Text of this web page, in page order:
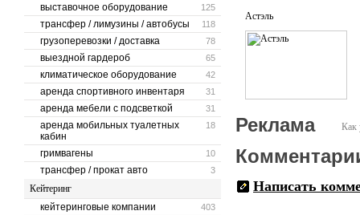
125
выставочное оборудование
118
трансфер / лимузины / автобусы
78
грузоперевозки / доставка
65
выездной гардероб
42
климатическое оборудование
31
аренда спортивного инвентаря
31
аренда мебели с подсветкой
18
аренда мобильных туалетных
кабин
10
гримвагены
3
трансфер / прокат авто
Кейтеринг
403
кейтеринговые компании
Астэль
Как
Реклама
Написать